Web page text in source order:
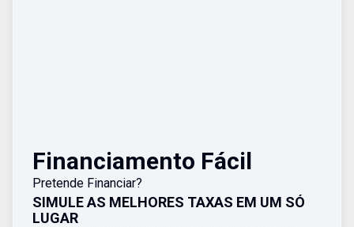
Financiamento Fácil
Pretende Financiar?
SIMULE AS MELHORES TAXAS EM UM SÓ
LUGAR